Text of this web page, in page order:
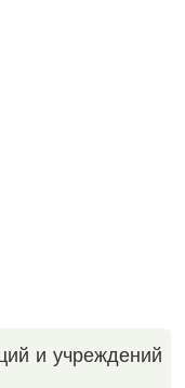
и учреждений